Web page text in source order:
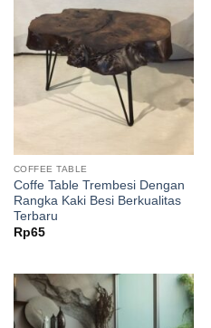
COFFEE TABLE
Coffe Table Trembesi Dengan
Rangka Kaki Besi Berkualitas
Terbaru
Rp65